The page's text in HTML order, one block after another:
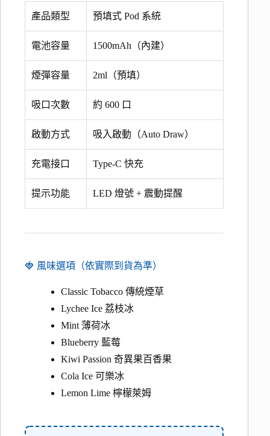
產品類型 預填式 Pod 系統
電池容量 1500mAh（內建）
煙彈容量 2ml（預填）
吸口次數 約 600 口
啟動方式 吸入啟動（Auto Draw）
充電接口 Type-C 快充
提示功能 LED 燈號 + 震動提醒
🍓 風味選項（依實際到貨為準）
Classic Tobacco 傳統煙草
Lychee Ice 荔枝冰
Mint 薄荷冰
Blueberry 藍莓
Kiwi Passion 奇異果百香果
Cola Ice 可樂冰
Lemon Lime 檸檬萊姆